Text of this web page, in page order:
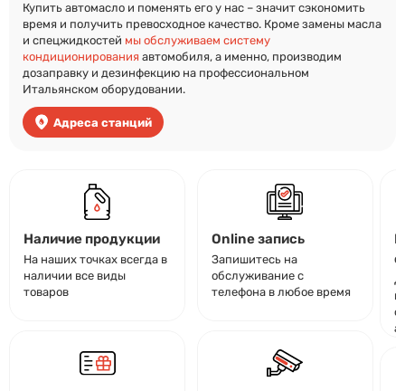
Купить автомасло и поменять его у нас – значит сэкономить
время и получить превосходное качество. Кроме замены масла
и спецжидкостей мы обслуживаем систему
кондиционирования автомобиля, а именно, производим
дозаправку и дезинфекцию на профессиональном
Итальянском оборудовании.
Адреса станций
Наличие продукции
На наших точках всегда в
наличии все виды
товаров
Online запись
Запишитесь на
обслуживание с
телефона в любое время